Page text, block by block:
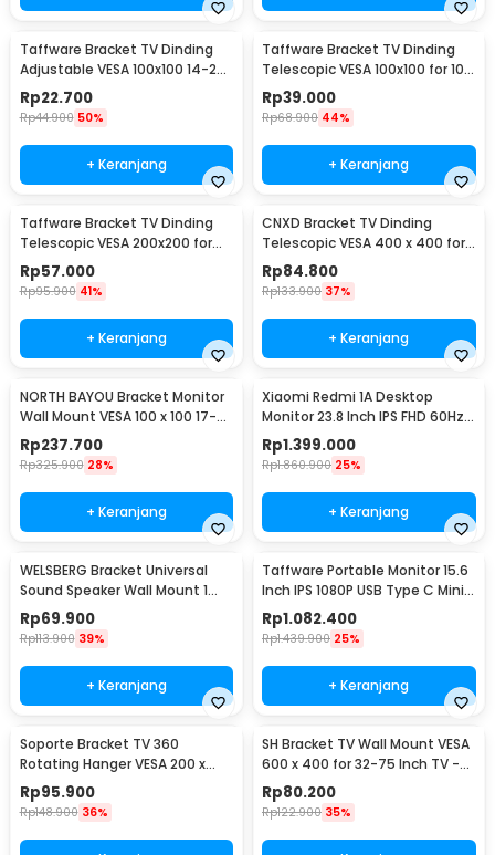
Taffware Bracket TV Dinding
Adjustable VESA 100x100 14-24
Inch - TV-W24
Rp22.700
Rp44.900 50%
+ Keranjang
Taffware Bracket TV Dinding
Telescopic VESA 100x100 for 10-
26 Inch TV - X-100
Rp39.000
Rp68.900 44%
+ Keranjang
Taffware Bracket TV Dinding
Telescopic VESA 200x200 for
32-55 Inch TV - X-400
Rp57.000
Rp95.900 41%
+ Keranjang
CNXD Bracket TV Dinding
Telescopic VESA 400 x 400 for
26-55 Inch TV - CN814
Rp84.800
Rp133.900 37%
+ Keranjang
NORTH BAYOU Bracket Monitor
Wall Mount VESA 100 x 100 17-27
Inch TV - F120
Rp237.700
Rp325.900 28%
+ Keranjang
Xiaomi Redmi 1A Desktop
Monitor 23.8 Inch IPS FHD 60Hz
Ultra-thin HDMI - RMMNT238NF
Rp1.399.000
Rp1.860.900 25%
+ Keranjang
WELSBERG Bracket Universal
Sound Speaker Wall Mount 1
Pair - SW-03B
Rp69.900
Rp113.900 39%
+ Keranjang
Taffware Portable Monitor 15.6
Inch IPS 1080P USB Type C Mini
HDMI - LG156
Rp1.082.400
Rp1.439.900 25%
+ Keranjang
Soporte Bracket TV 360
Rotating Hanger VESA 200 x
200 14-42 Inch TV - JT-01
Rp95.900
Rp148.900 36%
SH Bracket TV Wall Mount VESA
600 x 400 for 32-75 Inch TV -
SH-65T
Rp80.200
Rp122.900 35%